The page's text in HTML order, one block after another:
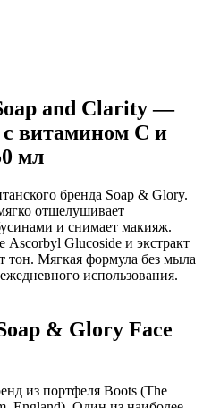
and Clarity —
витамином C и
мл
бренда Soap & Glory.
отшелушивает
и снимает макияж.
Glucoside и экстракт
тон. Мягкая формула без мыла
использования.
& Glory Face
из портфеля Boots (The